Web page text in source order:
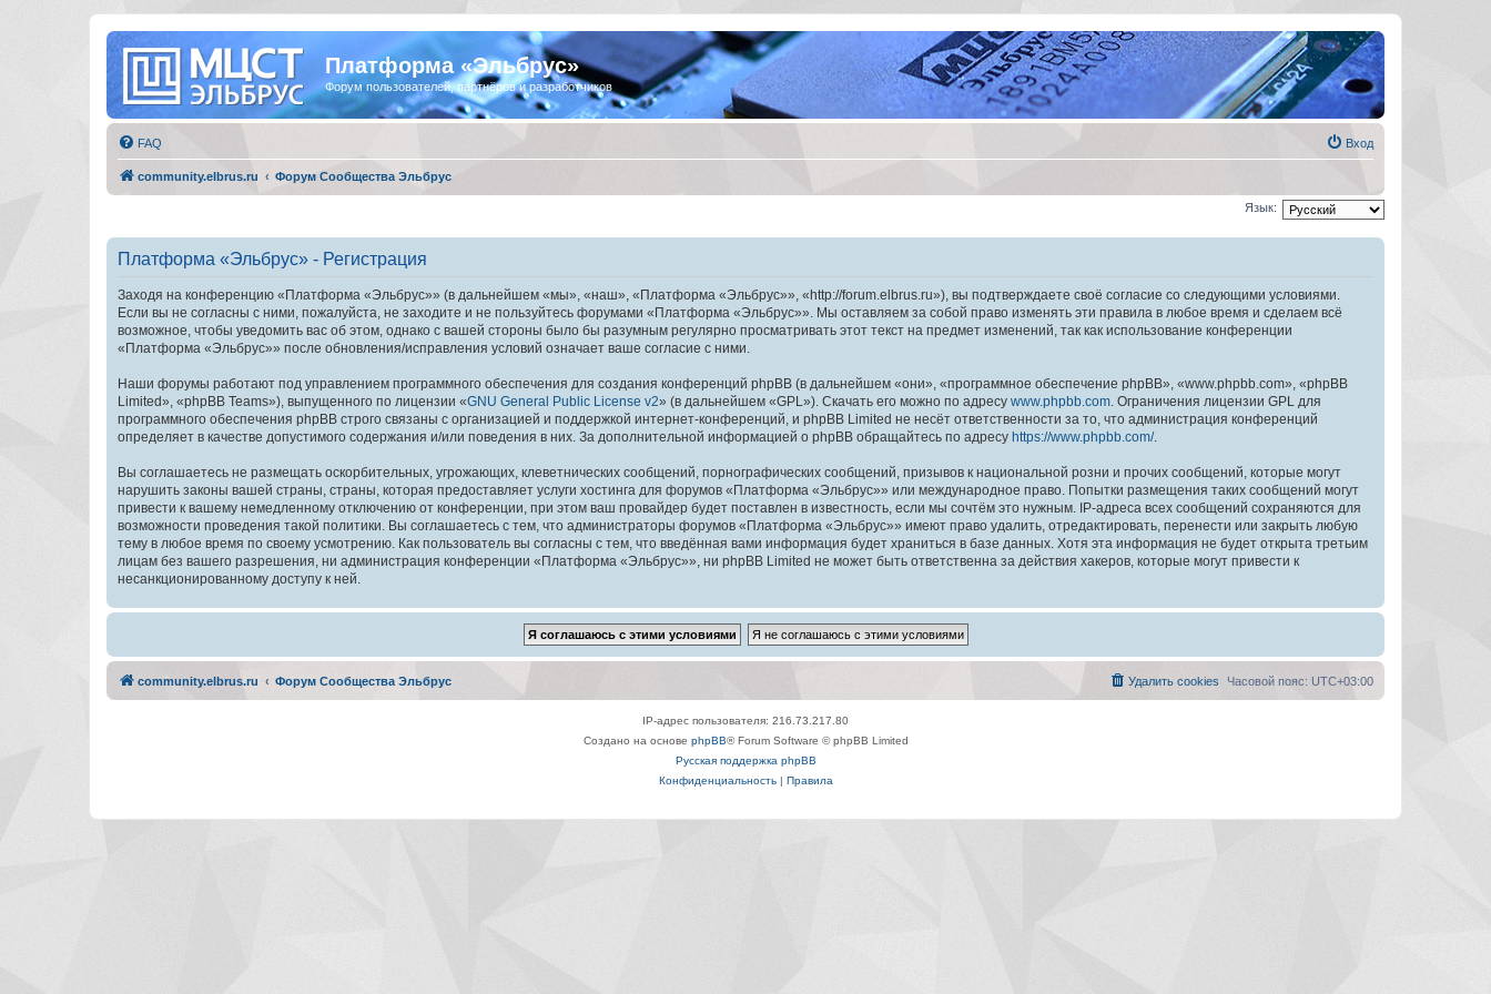
Платформа «Эльбрус»
Форум пользователей, партнёров и разработчиков
FAQ Вход
community.elbrus.ru Форум Сообщества Эльбрус
Язык:
Платформа «Эльбрус» - Регистрация
Заходя на конференцию «Платформа «Эльбрус»» (в дальнейшем «мы», «наш», «Платформа «Эльбрус»», «http://forum.elbrus.ru»), вы подтверждаете своё согласие со следующими условиями.
Если вы не согласны с ними, пожалуйста, не заходите и не пользуйтесь форумами «Платформа «Эльбрус»». Мы оставляем за собой право изменять эти правила в любое время и сделаем всё
возможное, чтобы уведомить вас об этом, однако с вашей стороны было бы разумным регулярно просматривать этот текст на предмет изменений, так как использование конференции
«Платформа «Эльбрус»» после обновления/исправления условий означает ваше согласие с ними.
Наши форумы работают под управлением программного обеспечения для создания конференций phpBB (в дальнейшем «они», «программное обеспечение phpBB», «www.phpbb.com», «phpBB
Limited», «phpBB Teams»), выпущенного по лицензии «GNU General Public License v2» (в дальнейшем «GPL»). Скачать его можно по адресу www.phpbb.com. Ограничения лицензии GPL для
программного обеспечения phpBB строго связаны с организацией и поддержкой интернет-конференций, и phpBB Limited не несёт ответственности за то, что администрация конференций
определяет в качестве допустимого содержания и/или поведения в них. За дополнительной информацией о phpBB обращайтесь по адресу https://www.phpbb.com/.
Вы соглашаетесь не размещать оскорбительных, угрожающих, клеветнических сообщений, порнографических сообщений, призывов к национальной розни и прочих сообщений, которые могут
нарушить законы вашей страны, страны, которая предоставляет услуги хостинга для форумов «Платформа «Эльбрус»» или международное право. Попытки размещения таких сообщений могут
привести к вашему немедленному отключению от конференции, при этом ваш провайдер будет поставлен в известность, если мы сочтём это нужным. IP-адреса всех сообщений сохраняются для
возможности проведения такой политики. Вы соглашаетесь с тем, что администраторы форумов «Платформа «Эльбрус»» имеют право удалить, отредактировать, перенести или закрыть любую
тему в любое время по своему усмотрению. Как пользователь вы согласны с тем, что введённая вами информация будет храниться в базе данных. Хотя эта информация не будет открыта третьим
лицам без вашего разрешения, ни администрация конференции «Платформа «Эльбрус»», ни phpBB Limited не может быть ответственна за действия хакеров, которые могут привести к
несанкционированному доступу к ней.
community.elbrus.ru Форум Сообщества Эльбрус Часовой пояс: UTC+03:00
Удалить cookies
IP-адрес пользователя: 216.73.217.80
Создано на основе phpBB® Forum Software © phpBB Limited
Русская поддержка phpBB
Конфиденциальность| Правила